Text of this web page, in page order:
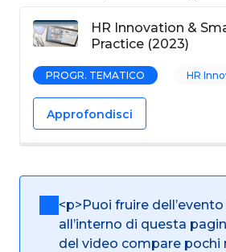
HR Innovation &
Practice (2023)
PROGR. TEMATICO HR
Approfondisci
<p>Puoi fruire
all’interno di questa
del video compare pochi